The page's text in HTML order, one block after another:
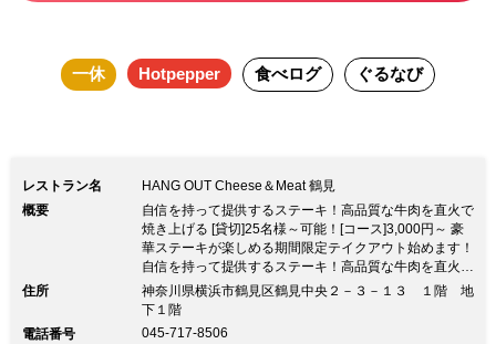
ス 】 ベーシックコース＜全7品＞【ラム
昧プラン】5,000円 【 どこにも負けない
飲み放題 】 OPEN記念！2時間+1,500円
→+980円・3時間+2,000円→+1,500円 ニ
ンジャラガー・ハイネケン・カールスバ
ーグ・バスペールエール等種類豊富なビ
一休 Hotpepper 食べログ ぐるなび
レストラン名
HANG OUT Cheese＆Meat 鶴見
概要
自信を持って提供するステーキ！高品質な牛肉を直火で
焼き上げる [貸切]25名様～可能！[コース]3,000円～ 豪
華ステーキが楽しめる期間限定テイクアウト始めます！
自信を持って提供するステーキ！高品質な牛肉を直火で
焼き上げる [貸切]25名様～可能！[コース]3,000円～ 豪
華ステーキが楽しめる期間限定テイクアウト始めます！
住所
神奈川県横浜市鶴見区鶴見中央２－３－１３ １階 地
下１階
電話番号
045-717-8506